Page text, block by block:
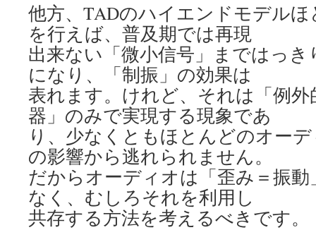
他方、TADのハイエンドモデル
を行えば、普及期では再現
出来ない「微小信号」まではっ
になり、「制振」の効果は
表れます。けれど、それは「例
器」のみで実現する現象であ
り、少なくともほとんどのオー
の影響から逃れられません。
だからオーディオは「歪み＝振
なく、むしろそれを利用し
共存する方法を考えるべきです。